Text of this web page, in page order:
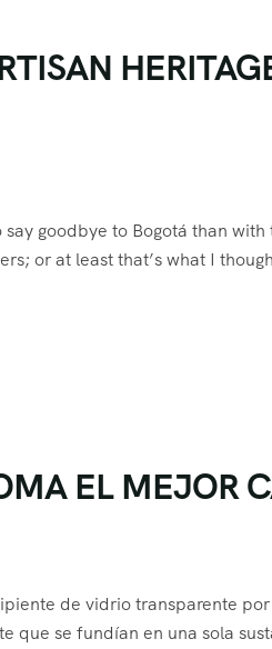
goodbye to Bogotá than
or at least that’s what I
EL MEJOR
de vidrio transparente
que se fundían en una sola